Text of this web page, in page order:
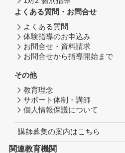
よくある質問・お問合せ
よくある質問
体験指導のお申込み
お問合せ・資料請求
お問合せから指導開始まで
その他
教育理念
サポート体制・講師
個人情報保護について
講師募集の案内はこちら
関連教育機関